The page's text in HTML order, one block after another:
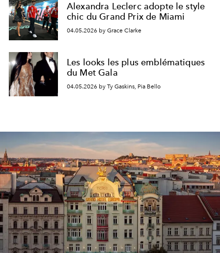
Alexandra Leclerc adopte le style
chic du Grand Prix de Miami
04.05.2026 by Grace Clarke
Les looks les plus emblématiques
du Met Gala
04.05.2026 by Ty Gaskins, Pia Bello